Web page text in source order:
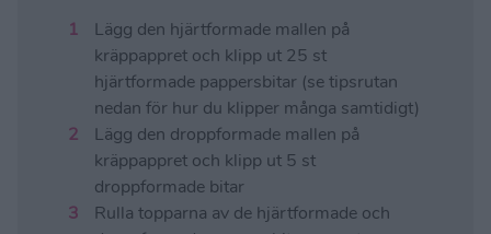
Lägg den hjärtformade mallen på
kräppappret och klipp ut 25 st
hjärtformade pappersbitar (se tipsrutan
nedan för hur du klipper många samtidigt)
Lägg den droppformade mallen på
kräppappret och klipp ut 5 st
droppformade bitar
Rulla topparna av de hjärtformade och